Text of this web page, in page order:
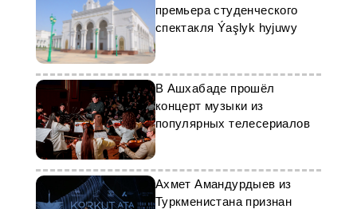
премьера студенческого
спектакля Ýaşlyk hyjuwy
В Ашхабаде прошёл
концерт музыки из
популярных телесериалов
Ахмет Амандурдыев из
Туркменистана признан